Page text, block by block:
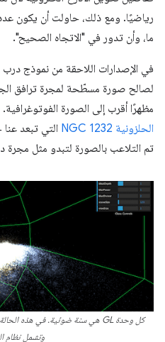
رياضيًا. ومع ذلك، حاولت أن يكون
ما، وأن تدور في "الاتجاه الصحيح".
في الإصدارات اللاحقة من نموذج درب
لصالح صورة مسطّحة لمجرة ترافق
مظهرًا أقرب إلى الصورة الفوتوغرافية.
الحلزونية NGC 1232
تم التلاعب بالصورة لتبدو مثل مجرة
وتشمل نظام